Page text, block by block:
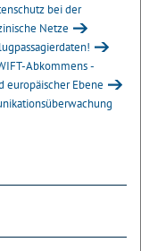
bei der
Netze
Abkommens -
europäischer Ebene